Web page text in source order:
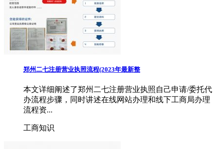
郑州二七注册营业执照流程(2023年最新整
本文详细阐述了郑州二七注册营业执照自己申请/委托代
办流程步骤，同时讲述在线网站办理和线下工商局办理
流程资...
工商知识